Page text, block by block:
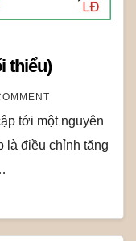
thiểu)
tới một nguyên
là điều chỉnh tăng